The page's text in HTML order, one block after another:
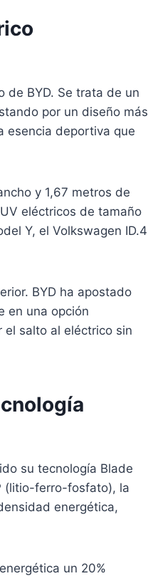
de BYD. Se trata de un
por un diseño más
esencia deportiva que
y 1,67 metros de
eléctricos de tamaño
Y, el Volkswagen ID.4
BYD ha apostado
en una opción
el salto al eléctrico sin
su tecnología Blade
(litio-ferro-fosfato), la
energética,
un 20%